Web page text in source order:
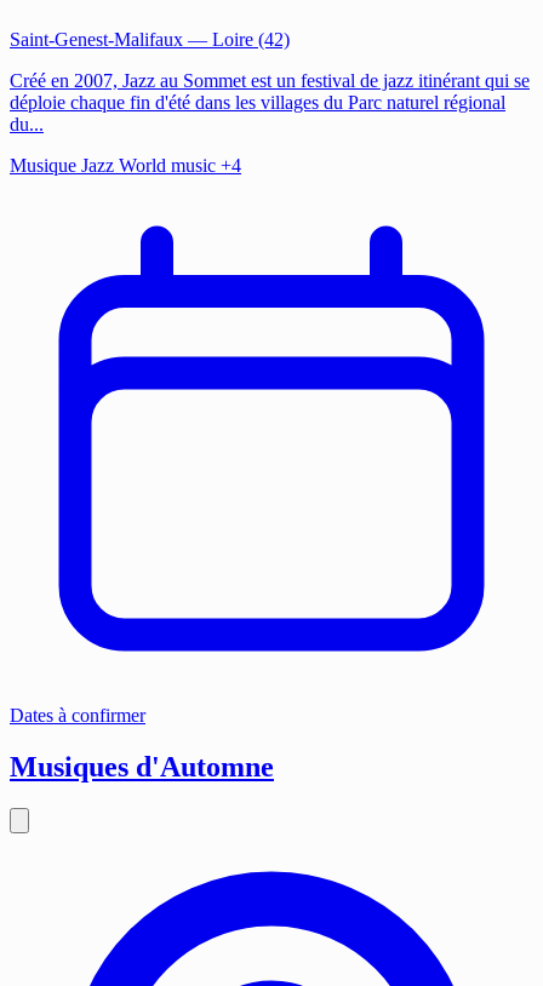
Saint-Genest-Malifaux — Loire (42)
Créé en 2007, Jazz au Sommet est un festival de jazz itinérant qui se
déploie chaque fin d'été dans les villages du Parc naturel régional
du...
Musique Jazz World music +4
Dates à confirmer
Musiques d'Automne